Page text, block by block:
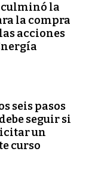
la
la compra
las acciones
seis pasos
seguir si
un
curso